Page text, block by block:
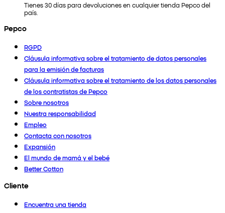
Tienes 30 días para devoluciones en cualquier tienda Pepco del
país.
Pepco
RGPD
Cláusula informativa sobre el tratamiento de datos personales
para la emisión de facturas
Cláusula informativa sobre el tratamiento de los datos personales
de los contratistas de Pepco
Sobre nosotros
Nuestra responsabilidad
Empleo
Contacta con nosotros
Expansión
El mundo de mamá y el bebé
Better Cotton
Cliente
Encuentra una tienda